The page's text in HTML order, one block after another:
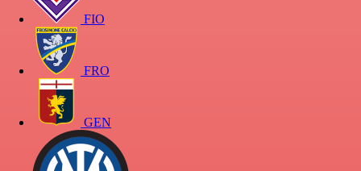
FIO
FRO
GEN